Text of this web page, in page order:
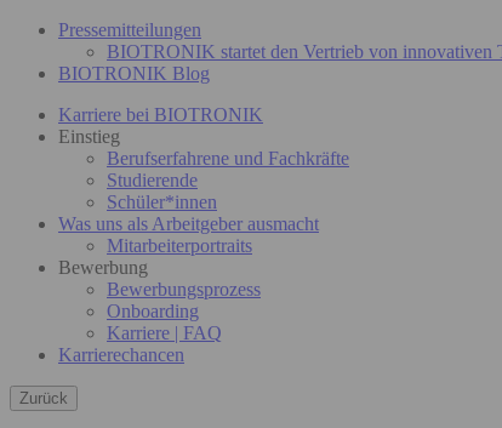
Pressemitteilungen
BIOTRONIK startet den Vertrieb von innovativen
BIOTRONIK Blog
Karriere bei BIOTRONIK
Einstieg
Berufserfahrene und Fachkräfte
Studierende
Schüler*innen
Was uns als Arbeitgeber ausmacht
Mitarbeiterportraits
Bewerbung
Bewerbungsprozess
Onboarding
Karriere | FAQ
Karrierechancen
Zurück